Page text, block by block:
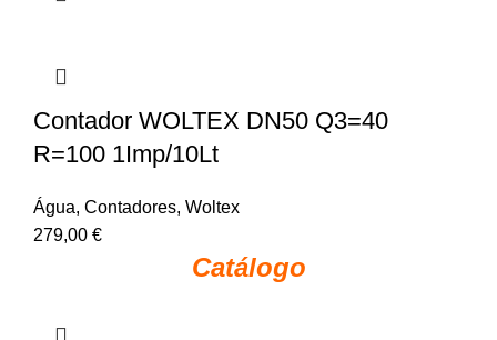
Contador WOLTEX DN50 Q3=40
R=100 1Imp/10Lt
Água, Contadores, Woltex
279,00 €
Catálogo